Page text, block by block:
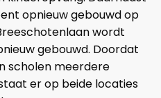
opnieuw gebouwd op
wordt
gebouwd. Doordat
scholen meerdere
er op beide locaties